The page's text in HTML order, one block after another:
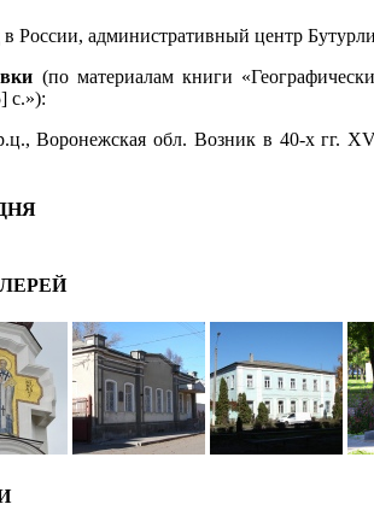
России, административный центр
(по материалам книги
с.»):
Воронежская обл. Возник в 40-х гг.